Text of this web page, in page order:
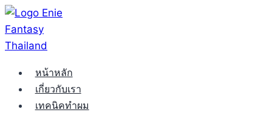
Skip
to
content
หน้าหลัก
เกี่ยวกับเรา
เทคนิคทำผม